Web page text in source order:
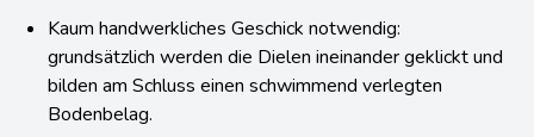
Kaum handwerkliches Geschick notwendig:
grundsätzlich werden die Dielen ineinander geklickt und
bilden am Schluss einen schwimmend verlegten
Bodenbelag.